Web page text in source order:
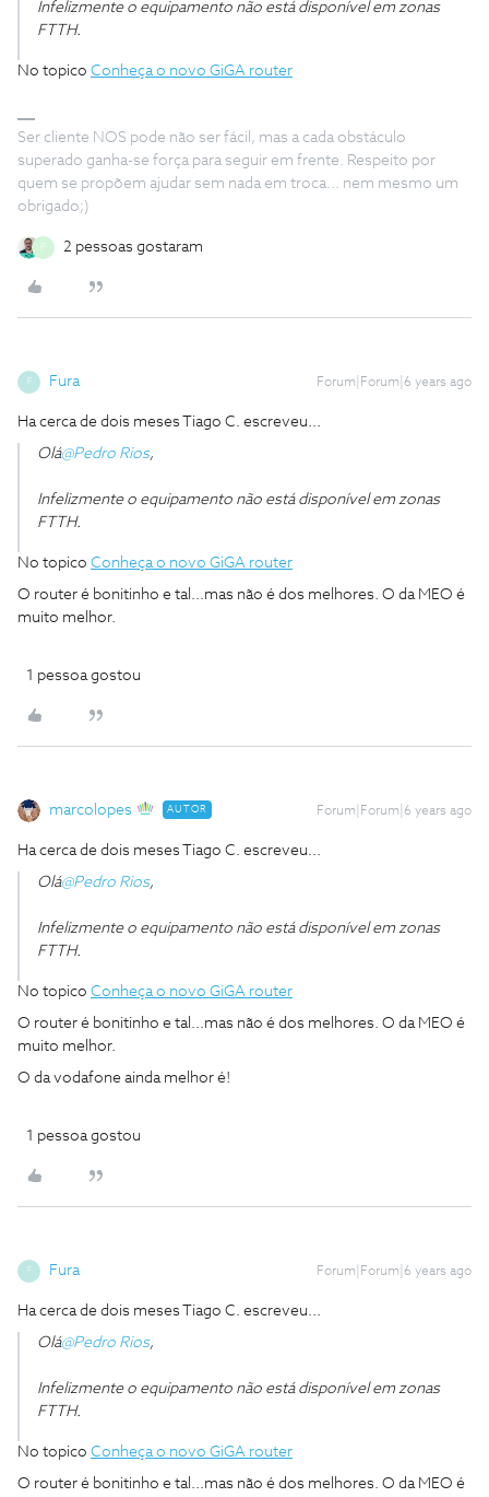
Infelizmente o equipamento não está disponível em zonas
FTTH.
No topico Conheça o novo GiGA router
Ser cliente NOS pode não ser fácil, mas a cada obstáculo
superado ganha-se força para seguir em frente. Respeito por
quem se propõem ajudar sem nada em troca... nem mesmo um
obrigado;)
2 pessoas gostaram
Fura Forum|Forum|6 years ago
Ha cerca de dois meses Tiago C. escreveu...
Olá@Pedro Rios,
Infelizmente o equipamento não está disponível em zonas
FTTH.
No topico Conheça o novo GiGA router
O router é bonitinho e tal...mas não é dos melhores. O da MEO é
muito melhor.
1 pessoa gostou
marcolopes AUTOR Forum|Forum|6 years ago
Ha cerca de dois meses Tiago C. escreveu...
Olá@Pedro Rios,
Infelizmente o equipamento não está disponível em zonas
FTTH.
No topico Conheça o novo GiGA router
O router é bonitinho e tal...mas não é dos melhores. O da MEO é
muito melhor.
O da vodafone ainda melhor é!
1 pessoa gostou
Fura Forum|Forum|6 years ago
Ha cerca de dois meses Tiago C. escreveu...
Olá@Pedro Rios,
Infelizmente o equipamento não está disponível em zonas
FTTH.
No topico Conheça o novo GiGA router
O router é bonitinho e tal...mas não é dos melhores. O da MEO é